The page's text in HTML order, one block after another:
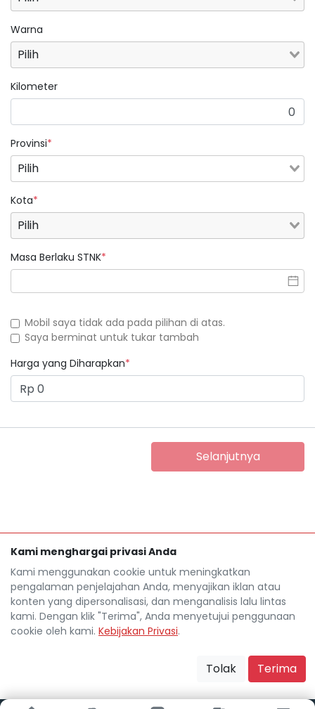
Warna
Kilometer
Provinsi*
Kota*
Masa Berlaku STNK*
Mobil saya tidak ada pada pilihan di atas.
Saya berminat untuk tukar tambah
Harga yang Diharapkan*
Selanjutnya
Kami menghargai privasi Anda
Kami menggunakan cookie untuk meningkatkan
pengalaman penjelajahan Anda, menyajikan iklan atau
konten yang dipersonalisasi, dan menganalisis lalu lintas
kami. Dengan klik "Terima", Anda menyetujui penggunaan
cookie oleh kami. Kebijakan Privasi.
Tolak Terima